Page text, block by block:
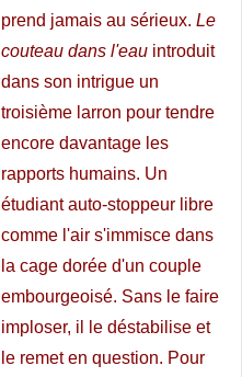
prend jamais au sérieux.Le
couteau dans l'eau introduit
dans son intrigue un
troisième larron pour tendre
encore davantage les
rapports humains. Un
étudiant auto-stoppeur libre
comme l'air s'immisce dans
la cage dorée d'un couple
embourgeoisé. Sans le faire
imploser, il le déstabilise et
le remet en question. Pour